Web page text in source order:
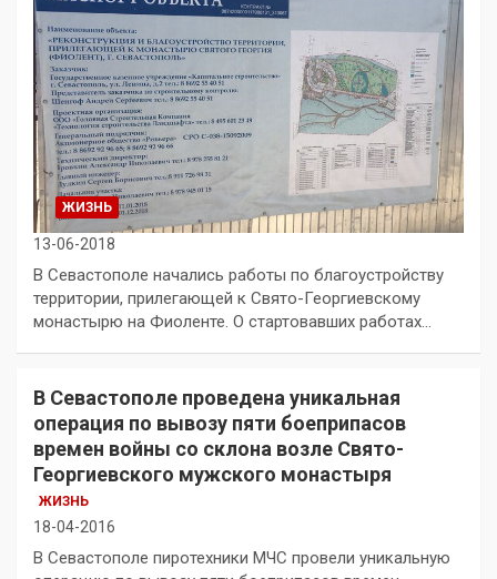
ЖИЗНЬ
13-06-2018
В Севастополе начались работы по благоустройству
территории, прилегающей к Свято-Георгиевскому
монастырю на Фиоленте. О стартовавших работах…
В Севастополе проведена уникальная
операция по вывозу пяти боеприпасов
времен войны со склона возле Свято-
Георгиевского мужского монастыря
ЖИЗНЬ
18-04-2016
В Севастополе пиротехники МЧС провели уникальную